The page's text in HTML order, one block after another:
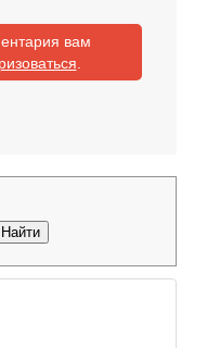
вам
Найти